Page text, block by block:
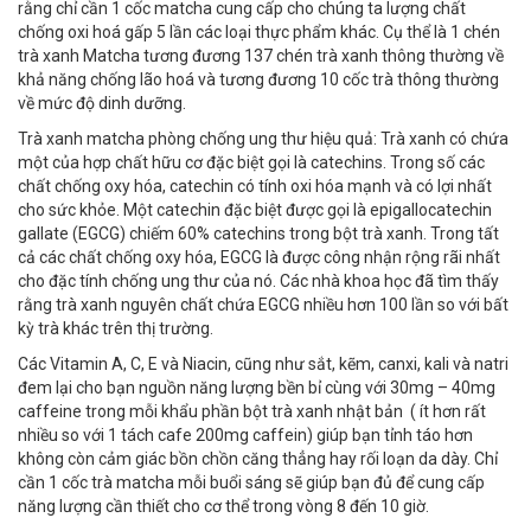
rằng chỉ cần 1 cốc matcha cung cấp cho chúng ta lượng chất
chống oxi hoá gấp 5 lần các loại thực phẩm khác. Cụ thể là 1 chén
trà xanh Matcha tương đương 137 chén trà xanh thông thường về
khả năng chống lão hoá và tương đương 10 cốc trà thông thường
về mức độ dinh dưỡng.
Trà xanh matcha phòng chống ung thư hiệu quả: Trà xanh có chứa
một của hợp chất hữu cơ đặc biệt gọi là catechins. Trong số các
chất chống oxy hóa, catechin có tính oxi hóa mạnh và có lợi nhất
cho sức khỏe. Một catechin đặc biệt được gọi là epigallocatechin
gallate (EGCG) chiếm 60% catechins trong bột trà xanh. Trong tất
cả các chất chống oxy hóa, EGCG là được công nhận rộng rãi nhất
cho đặc tính chống ung thư của nó. Các nhà khoa học đã tìm thấy
rằng trà xanh nguyên chất chứa EGCG nhiều hơn 100 lần so với bất
kỳ trà khác trên thị trường.
Các Vitamin A, C, E và Niacin, cũng như sắt, kẽm, canxi, kali và natri
đem lại cho bạn nguồn năng lượng bền bỉ cùng với 30mg – 40mg
caffeine trong mỗi khẩu phần bột trà xanh nhật bản ( ít hơn rất
nhiều so với 1 tách cafe 200mg caffein) giúp bạn tỉnh táo hơn
không còn cảm giác bồn chồn căng thẳng hay rối loạn da dày. Chỉ
cần 1 cốc trà matcha mỗi buổi sáng sẽ giúp bạn đủ để cung cấp
năng lượng cần thiết cho cơ thể trong vòng 8 đến 10 giờ.